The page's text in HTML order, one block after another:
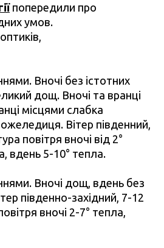
попередили про
умов.
Вночі без істотних
дощ. Вночі та вранці
місцями слабка
Вітер південний,
повітря вночі від 2°
вдень 5-10° тепла.
Вночі дощ, вдень без
південно-західний, 7-12
вночі 2-7° тепла,